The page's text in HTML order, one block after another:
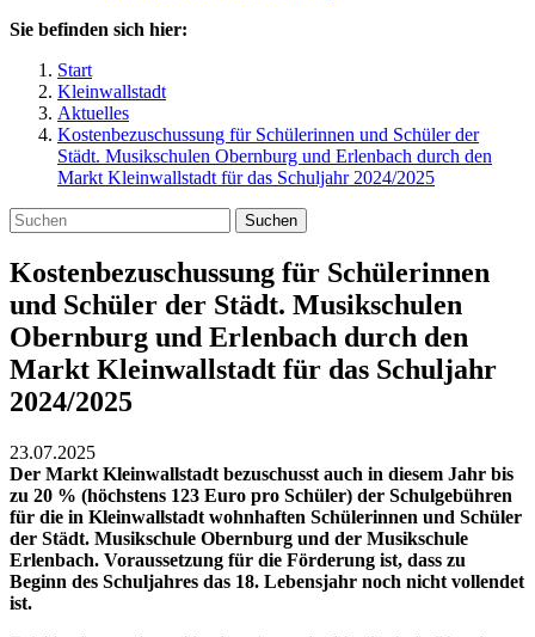
Sie befinden sich hier:
Start
Kleinwallstadt
Aktuelles
Kostenbezuschussung für Schülerinnen und Schüler der
Städt. Musikschulen Obernburg und Erlenbach durch den
Markt Kleinwallstadt für das Schuljahr 2024/2025
Suchen
Kostenbezuschussung für Schülerinnen
und Schüler der Städt. Musikschulen
Obernburg und Erlenbach durch den
Markt Kleinwallstadt für das Schuljahr
2024/2025
23.07.2025
Der Markt Kleinwallstadt bezuschusst auch in diesem Jahr bis
zu 20 % (höchstens 123 Euro pro Schüler) der Schulgebühren
für die in Kleinwallstadt wohnhaften Schülerinnen und Schüler
der Städt. Musikschule Obernburg und der Musikschule
Erlenbach. Voraussetzung für die Förderung ist, dass zu
Beginn des Schuljahres das 18. Lebensjahr noch nicht vollendet
ist.